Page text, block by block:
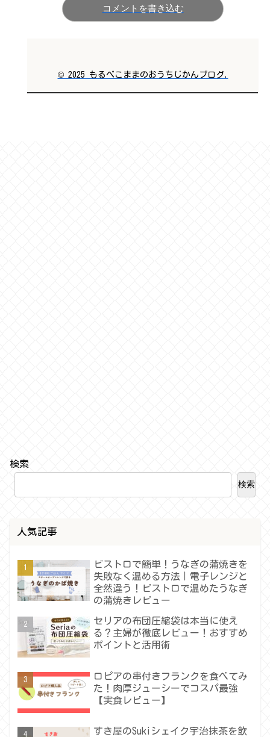
コメントを書き込む
© 2025 もるぺこままのおうちじかんブログ.
検索
検索
人気記事
ビストロで簡単！うなぎの蒲焼きを
失敗なく温める方法｜電子レンジと
全然違う！ビストロで温めたうなぎ
の蒲焼きレビュー
セリアの布団圧縮袋は本当に使え
る？主婦が徹底レビュー！おすすめ
ポイントと活用術
ロピアの串付きフランクを食べてみ
た！肉厚ジューシーでコスパ最強
【実食レビュー】
すき屋のSukiシェイク宇治抹茶を飲